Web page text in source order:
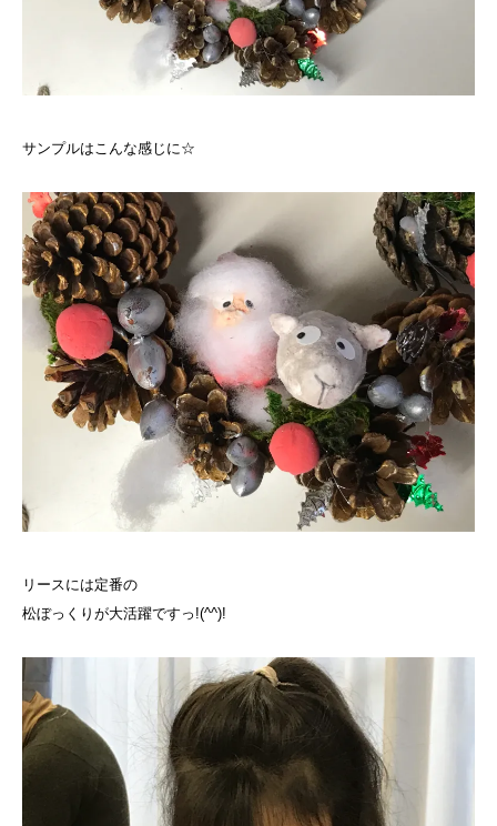
サンプルはこんな感じに☆
リースには定番の
松ぼっくりが大活躍ですっ!(^^)!